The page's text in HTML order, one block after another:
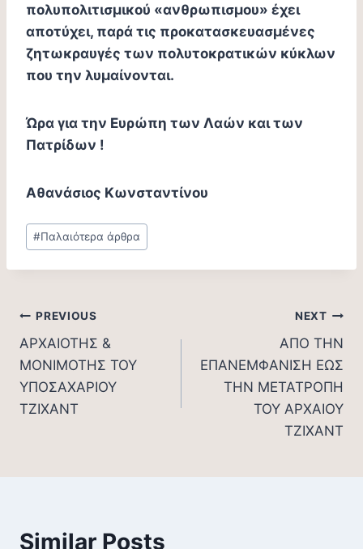
πολυπολιτισμικού «ανθρωπισμου» έχει
αποτύχει, παρά τις προκατασκευασμένες
ζητωκραυγές των πολυτοκρατικών κύκλων
που την λυμαίνονται.
Ώρα για την Ευρώπη των Λαών και των
Πατρίδων !
Aθανάσιος Κωνσταντίνου
Post
Tags:
#Παλαιότερα άρθρα
Post
navigation
PREVIOUS
ΑΡΧΑΙΟΤΗΣ &
ΜΟΝΙΜΟΤΗΣ ΤΟΥ
ΥΠΟΣΑΧΑΡΙΟΥ
ΤΖΙΧΑΝΤ
NEXT
ΑΠΟ ΤΗΝ
ΕΠΑΝΕΜΦΑΝΙΣΗ ΕΩΣ
ΤΗΝ ΜΕΤΑΤΡΟΠΗ
ΤΟΥ ΑΡΧΑΙΟΥ
ΤΖΙΧΑΝΤ
Similar Posts